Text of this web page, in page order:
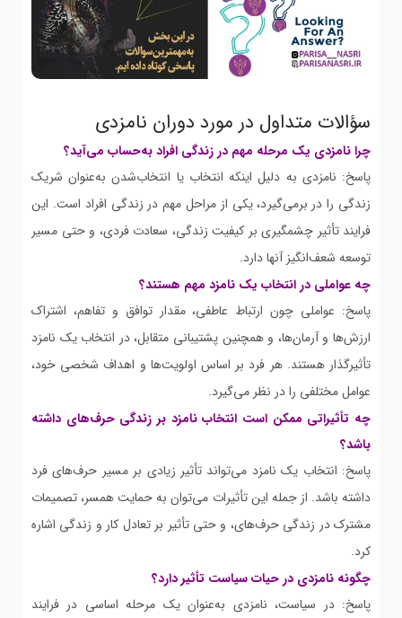
سؤالات متداول در مورد دوران نامزدی
چرا نامزدی یک مرحله مهم در زندگی افراد به‌حساب می‌آید؟
پاسخ: نامزدی به دلیل اینکه انتخاب یا انتخاب‌شدن به‌عنوان شریک
زندگی را در برمی‌گیرد، یکی از مراحل مهم در زندگی افراد است. این
فرایند تأثیر چشمگیری بر کیفیت زندگی، سعادت فردی، و حتی مسیر
توسعه شعف‌انگیز آنها دارد.
چه عواملی در انتخاب یک نامزد مهم هستند؟
پاسخ: عواملی چون ارتباط عاطفی، مقدار توافق و تفاهم، اشتراک
ارزش‌ها و آرمان‌ها، و همچنین پشتیبانی متقابل، در انتخاب یک نامزد
تأثیرگذار هستند. هر فرد بر اساس اولویت‌ها و اهداف شخصی خود،
عوامل مختلفی را در نظر می‌گیرد.
چه تأثیراتی ممکن است انتخاب نامزد بر زندگی حرف‌های داشته
باشد؟
پاسخ: انتخاب یک نامزد می‌تواند تأثیر زیادی بر مسیر حرف‌های فرد
داشته باشد. از جمله این تأثیرات می‌توان به حمایت همسر، تصمیمات
مشترک در زندگی حرف‌های، و حتی تأثیر بر تعادل کار و زندگی اشاره
کرد.
چگونه نامزدی در حیات سیاست تأثیر دارد؟
پاسخ: در سیاست، نامزدی به‌عنوان یک مرحله اساسی در فرایند